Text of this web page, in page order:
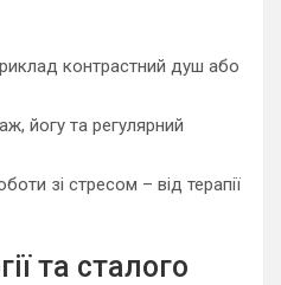
контрастний душ або
йогу та регулярний
зі стресом – від терапії
та сталого